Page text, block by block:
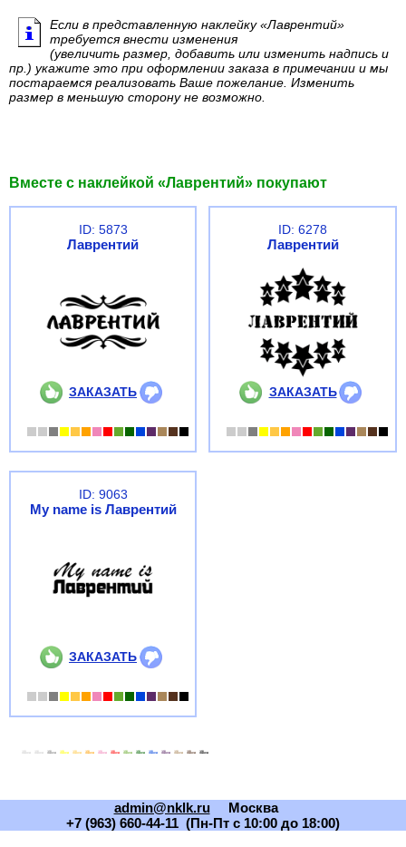
Если в представленную наклейку «Лаврентий»
требуется внести изменения
(увеличить размер, добавить или изменить надпись и
пр.) укажите это при оформлении заказа в примечании и мы
постараемся реализовать Ваше пожелание. Изменить
размер в меньшую сторону не возможно.
Вместе с наклейкой «Лаврентий» покупают
ID: 5873
Лаврентий
ЗАКАЗАТЬ
ID: 6278
Лаврентий
ЗАКАЗАТЬ
ID: 9063
My name is Лаврентий
ЗАКАЗАТЬ
admin@nklk.ru
Москва
+7 (963) 660-44-11 (Пн-Пт с 10:00 до 18:00)